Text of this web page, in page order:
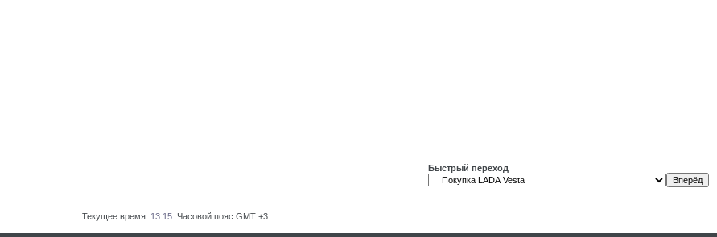
Быстрый переход
Текущее время: 13:15 . Часовой пояс GMT +3.